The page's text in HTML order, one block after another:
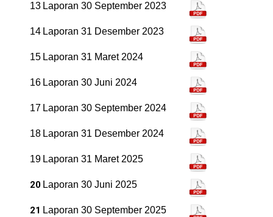
13 Laporan 30 September 2023
14 Laporan 31 Desember 2023
15 Laporan 31 Maret 2024
16 Laporan 30 Juni 2024
17 Laporan 30 September 2024
18 Laporan 31 Desember 2024
19 Laporan 31 Maret 2025
20 Laporan 30 Juni 2025
21 Laporan 30 September 2025